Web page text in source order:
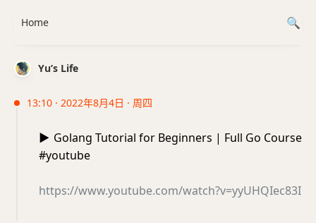
Yu’s Life
13:10 · 2022年8月4日 · 周四
▶️ Golang Tutorial for Beginners | Full Go Course
#youtube
https://www.youtube.com/watch?v=yyUHQIec83I
Home